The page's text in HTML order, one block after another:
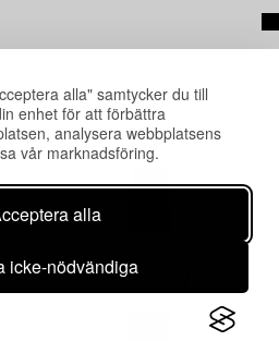
alla" samtycker du till
enhet för att förbättra
analysera webbplatsens
vår marknadsföring.
alla
icke-nödvändiga
även tittat på